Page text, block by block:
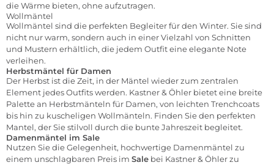
die Wärme bieten, ohne aufzutragen.
Wollmäntel
Wollmäntel sind die perfekten Begleiter für den Winter. Sie sind
nicht nur warm, sondern auch in einer Vielzahl von Schnitten
und Mustern erhältlich, die jedem Outfit eine elegante Note
verleihen.
Herbstmäntel für Damen
Der Herbst ist die Zeit, in der Mäntel wieder zum zentralen
Element jedes Outfits werden. Kastner & Öhler bietet eine breite
Palette an Herbstmänteln für Damen, von leichten Trenchcoats
bis hin zu kuscheligen Wollmänteln. Finden Sie den perfekten
Mantel, der Sie stilvoll durch die bunte Jahreszeit begleitet.
Damenmäntel im Sale
Nutzen Sie die Gelegenheit, hochwertige Damenmäntel zu
einem unschlagbaren Preis im Sale bei Kastner & Öhler zu